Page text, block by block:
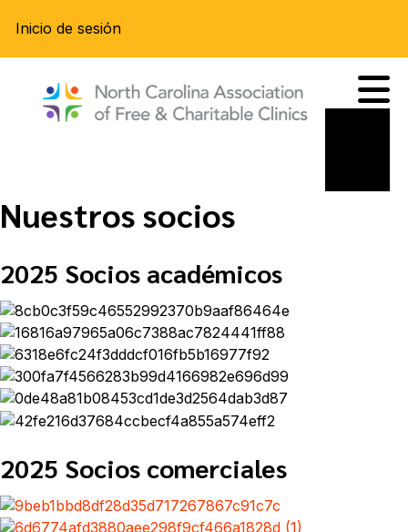
Inicio de sesión
Nuestros socios
2025 Socios académicos
2025 Socios comerciales